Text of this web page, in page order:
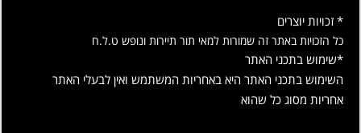
* זכויות יוצרים
כל הזכויות באתר זה שמורות למאי תור תיירות ונופש ט.ל.ח
*שימוש בתכני האתר
השימוש בתכני האתר היא באחריות המשתמש ואין לבעלי האתר
אחריות מסוג כל שהוא